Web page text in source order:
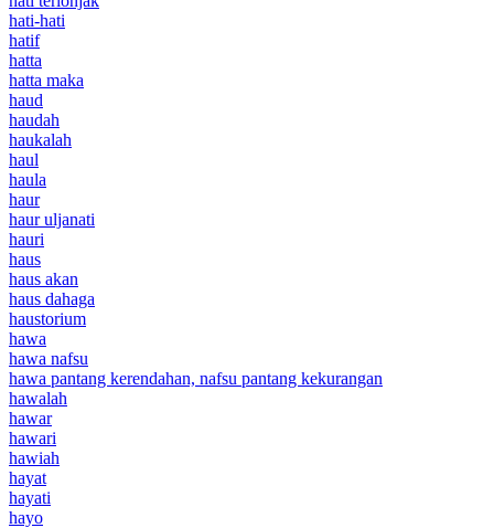
hati-hati
hatif
hatta
hatta maka
haud
haudah
haukalah
haul
haula
haur
haur uljanati
hauri
haus
haus akan
haus dahaga
haustorium
hawa
hawa nafsu
hawa pantang kerendahan, nafsu pantang kekurangan
hawalah
hawar
hawari
hawiah
hayat
hayati
hayo